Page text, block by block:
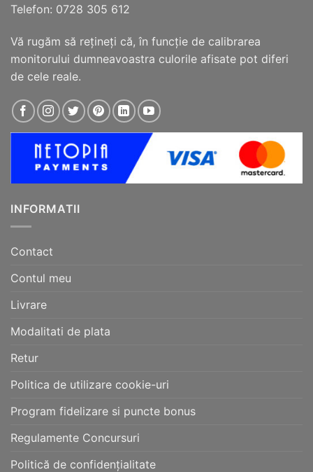
Telefon: 0728 305 612
Vă rugăm să reţineţi că, în funcţie de calibrarea
monitorului dumneavoastra culorile afisate pot diferi
de cele reale.
INFORMATII
Contact
Contul meu
Livrare
Modalitati de plata
Retur
Politica de utilizare cookie-uri
Program fidelizare si puncte bonus
Regulamente Concursuri
Politică de confidențialitate